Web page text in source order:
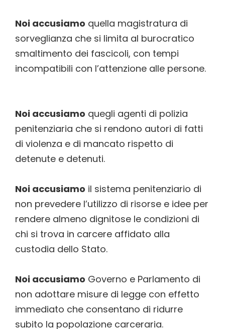
Noi accusiamo quella magistratura di
sorveglianza che si limita al burocratico
smaltimento dei fascicoli, con tempi
incompatibili con l’attenzione alle persone.
Noi accusiamo quegli agenti di polizia
penitenziaria che si rendono autori di fatti
di violenza e di mancato rispetto di
detenute e detenuti.
Noi accusiamo il sistema penitenziario di
non prevedere l’utilizzo di risorse e idee per
rendere almeno dignitose le condizioni di
chi si trova in carcere affidato alla
custodia dello Stato.
Noi accusiamo Governo e Parlamento di
non adottare misure di legge con effetto
immediato che consentano di ridurre
subito la popolazione carceraria.